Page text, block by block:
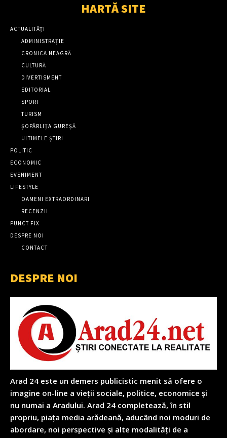
HARTĂ SITE
ACTUALITĂȚI
ADMINISTRAȚIE
CRONICA NEAGRĂ
CULTURĂ
DIVERTISMENT
EDITORIAL
SPORT
TURISM
ȘOPÂRLIȚA GUREȘĂ
ULTIMELE ȘTIRI
POLITIC
ECONOMIC
EVENIMENT
LIFESTYLE
OAMENI EXTRAORDINARI
RECENZII
PUNCT FIX
DESPRE NOI
CONTACT
DESPRE NOI
Arad 24 este un demers publicistic menit să ofere o
imagine on-line a vieții sociale, politice, economice și
nu numai a Aradului. Arad 24 completează, în stil
propriu, piața media arădeană, aducând noi moduri de
abordare, noi perspective și alte modalități de a